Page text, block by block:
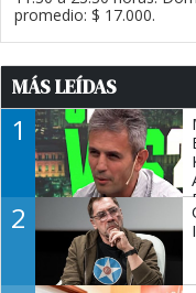
promedio: $ 17.000.
MÁS LEÍDAS
1
2